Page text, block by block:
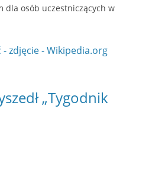
dla osób uczestniczących w
„Tygodnik